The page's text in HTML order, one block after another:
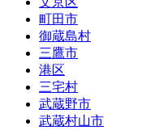
町田市
御蔵島村
三鷹市
港区
三宅村
武蔵野市
武蔵村山市